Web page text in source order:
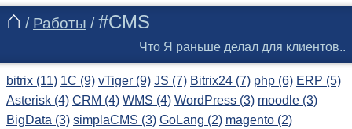
/ Работы / #CMS
Что Я раньше делал для клиентов..
bitrix (11) 1C (9) vTiger (9) JS (7) Bitrix24 (7) php (6) ERP (5)
Asterisk (4) CRM (4) WMS (4) WordPress (3) moodle (3)
BigData (3) simplaCMS (3) GoLang (2) magento (2)